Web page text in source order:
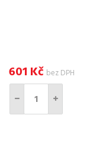
601 Kč bez DPH